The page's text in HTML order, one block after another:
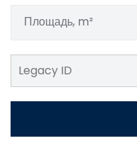
Площадь, m²